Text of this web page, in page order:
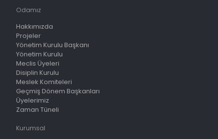
Odamız
Hakkımızda
Projeler
Yönetim Kurulu Başkanı
Yönetim Kurulu
Meclis Üyeleri
Disiplin Kurulu
Meslek Komiteleri
Geçmiş Dönem Başkanları
Üyelerimiz
Zaman Tüneli
Kurumsal